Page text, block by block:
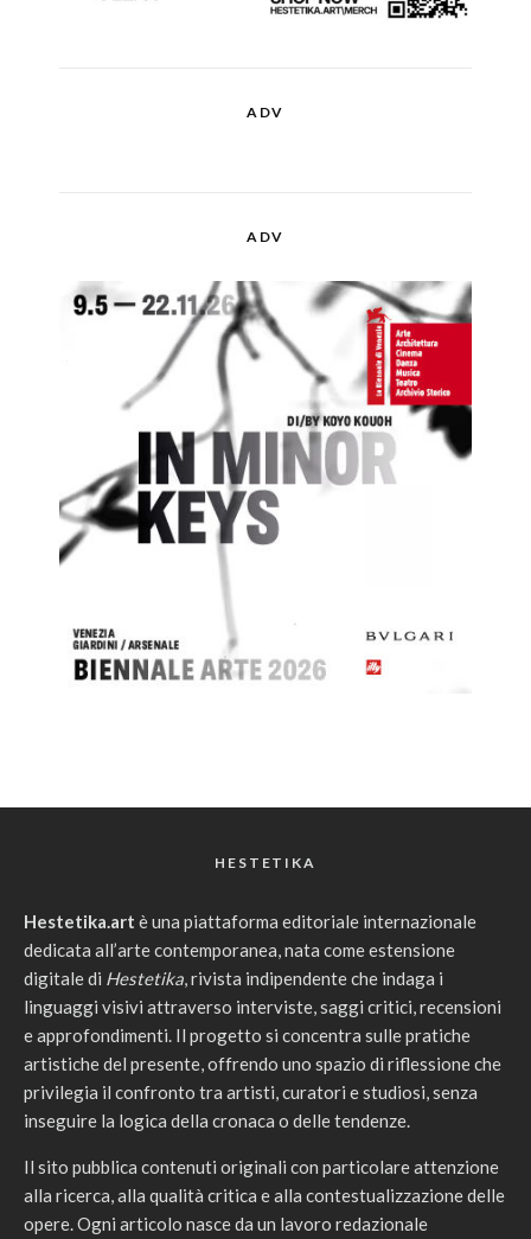
ADV
ADV
HESTETIKA
Hestetika.art è una piattaforma editoriale internazionale
dedicata all’arte contemporanea, nata come estensione
digitale di Hestetika, rivista indipendente che indaga i
linguaggi visivi attraverso interviste, saggi critici, recensioni
e approfondimenti. Il progetto si concentra sulle pratiche
artistiche del presente, offrendo uno spazio di riflessione che
privilegia il confronto tra artisti, curatori e studiosi, senza
inseguire la logica della cronaca o delle tendenze.
Il sito pubblica contenuti originali con particolare attenzione
alla ricerca, alla qualità critica e alla contestualizzazione delle
opere. Ogni articolo nasce da un lavoro redazionale